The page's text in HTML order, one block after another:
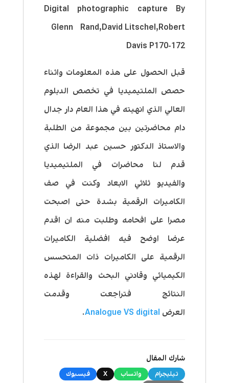
Digital photographic capture By
Glenn Rand,David Litschel,Robert
Davis P170-172
قبل الحصول على هذه المعلومات واثناء
حصص الملتيميديا في تخصص الدبلوم
العالي الذي انهيته في هذا العام دار جدال
دام محاضرتين بين مجموعة من الطلبة
والاستاذ الدكتور حسين عبد الرضا الذي
قدم لنا محاضرات في الملتيميديا
والفيديو ثلاثي الابعاد وكنت في صف
الكاميرات الرقمية بشدة حتى اصبحت
مصرا على افحامه وطلبت منه ان اقدم
عرضا اوضح فيه افضلية الكاميرات
الرقمية على الكاميرات ذات المتحسس
الكيميائي وقادني البحث والقراءة لهذه
النتائج فتراجعت وقدمت
العرض Analogue VS digital
.
شارك المقال
تيليجرام واتساب X
فيسبوك